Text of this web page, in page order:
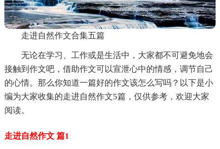
走进自然作文合集五篇
无论在学习、工作或是生活中，大家都不可避免地会
接触到作文吧，借助作文可以宣泄心中的情感，调节自己
的心情。那么你知道一篇好的作文该怎么写吗？以下是小
编为大家收集的走进自然作文5篇，仅供参考，欢迎大家
阅读。
走进自然作文 篇1